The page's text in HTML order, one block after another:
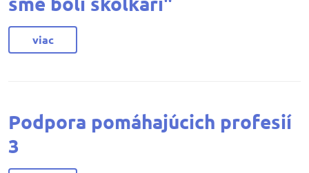
viac
Podpora pomáhajúcich profesií
3